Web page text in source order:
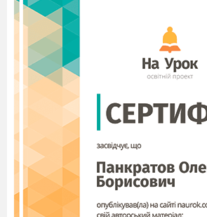
- Виконати
Виконайте перші три
Підсумковий етап
Бесіда за запитаннями:
-Як ви вважаєте: чи досягли мети
думку.
- Що
нового ви дізналися на уроці ?
- Сформулюйте означення числової
- Які способи задання послідовності